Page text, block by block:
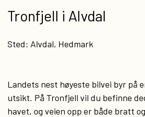
Tronfjell i Alvdal
Sted: Alvdal, Hedmark
Landets nest høyeste bilvei byr på
utsikt. På Tronfjell vil du befinne
havet, og veien opp er både bratt